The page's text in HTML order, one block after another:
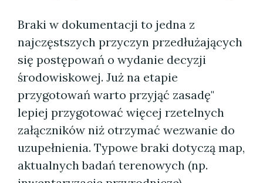
Braki w dokumentacji to jedna z
najczęstszych przyczyn przedłużających
się postępowań o wydanie decyzji
środowiskowej. Już na etapie
przygotowań warto przyjąć zasadę"
lepiej przygotować więcej rzetelnych
załączników niż otrzymać wezwanie do
uzupełnienia. Typowe braki dotyczą map,
aktualnych badań terenowych (np.